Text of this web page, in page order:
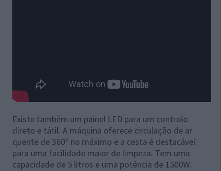
Existe também um painel LED para um controlo
direto e tátil. A máquina oferece circulação de ar
quente de 360º no máximo e a cesta é destacável
para uma facilidade maior de limpeza. Tem uma
capacidade de 5 litros e uma potência de 1500W.